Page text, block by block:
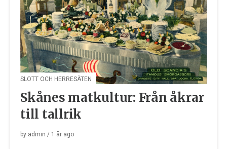
SLOTT OCH HERRESÄTEN
Skånes matkultur: Från åkrar
till tallrik
by admin / 1 år ago